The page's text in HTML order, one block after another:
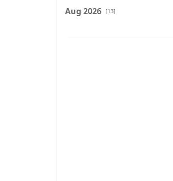
Aug 2026 [13]